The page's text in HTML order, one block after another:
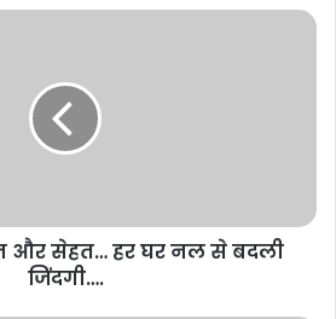
और सेहत… हर घर नल से बदली
जिंदगी….